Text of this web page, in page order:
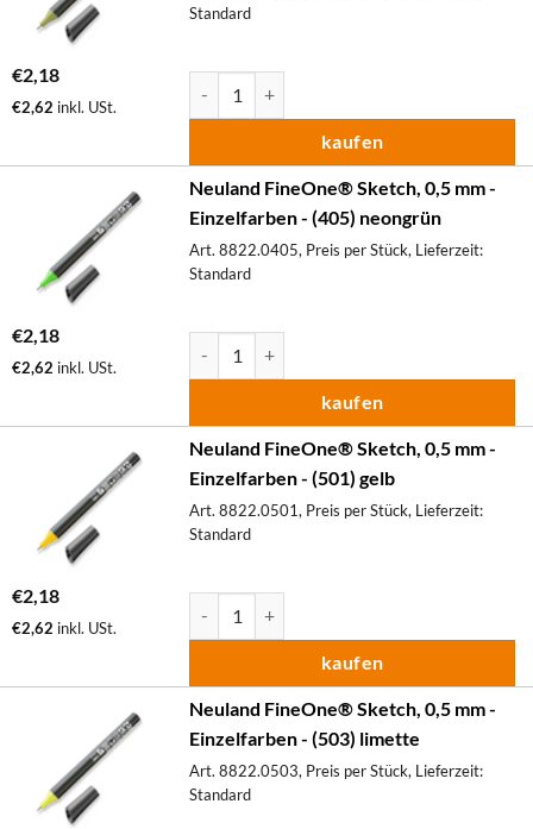
Standard
€2,18
€2,62 inkl. USt.
kaufen
Neuland FineOne® Sketch, 0,5 mm -
Einzelfarben - (405) neongrün
Art. 8822.0405, Preis per Stück, Lieferzeit:
Standard
€2,18
€2,62 inkl. USt.
kaufen
Neuland FineOne® Sketch, 0,5 mm -
Einzelfarben - (501) gelb
Art. 8822.0501, Preis per Stück, Lieferzeit:
Standard
€2,18
€2,62 inkl. USt.
kaufen
Neuland FineOne® Sketch, 0,5 mm -
Einzelfarben - (503) limette
Art. 8822.0503, Preis per Stück, Lieferzeit:
Standard